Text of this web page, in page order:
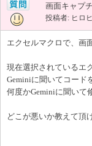
画面キャプ
投稿者: ヒロ
エクセルマクロで、画
現在選択されているエ
Geminiに聞いてコード
何度かGeminiに聞いて
どこが悪いか教えて頂